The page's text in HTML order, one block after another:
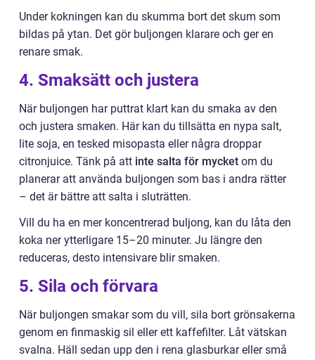
Under kokningen kan du skumma bort det skum som
bildas på ytan. Det gör buljongen klarare och ger en
renare smak.
4. Smaksätt och justera
När buljongen har puttrat klart kan du smaka av den
och justera smaken. Här kan du tillsätta en nypa salt,
lite soja, en tesked misopasta eller några droppar
citronjuice. Tänk på att inte salta för mycket om du
planerar att använda buljongen som bas i andra rätter
– det är bättre att salta i sluträtten.
Vill du ha en mer koncentrerad buljong, kan du låta den
koka ner ytterligare 15–20 minuter. Ju längre den
reduceras, desto intensivare blir smaken.
5. Sila och förvara
När buljongen smakar som du vill, sila bort grönsakerna
genom en finmaskig sil eller ett kaffefilter. Låt vätskan
svalna. Häll sedan upp den i rena glasburkar eller små